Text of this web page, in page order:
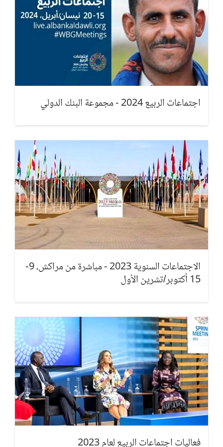
تمامًا، وغالبًا ما تختار استيراد الطعام عندما يكون ذلك أكثر فعال من
حيث التكلفة. الهدف هو استغلال القوة الزراعية، والاندماج في الأسواق
العالمية، وزيادة الإنتاجية
Expert: Fatma Rekik
معنا فعالية الزراعة والغذاء بوصفهما قاطرة للنمو المستدام وفرص
العمل. سنبذل قصارى جهدنا للإجابة على أسئلتكم.
ما هو تاثير متبقيات المبيدات على صحة الانسان؟
ؤثر بقايا المبيدات بشكل كبير على صحة الإنسان، خاصة من خلال
تأثيرها المزمن على النمو والفسيولوجيا والتكاثر. تعطل العديد من
المبيدات وظائف الغدد الصماء عن طريق تقليد الهرمونات، مما يمكن أن
يؤدي إلى اضطرابات في الجهاز التناسلي وزيادة خطر الإصابة
بالسرطان. على سبيل المثال، يمكن أن يؤثر التعرض للفوسفات العضوية
مثل الكلوربيريفوس خلال فترة الحمل ونمو الطفولة المبكرة على نمو
الدماغ. لمزيد من المعلومات التفصيلية، يرجى زيارة هذا الرابط:
tinyurl.com/2dte92vb
Expert: Fatma Rekik
التحديات والصعوبات للزراعة والأغذية في المنطقة و انعكاسات
الحروب على الامن الغذائي
الحسين الجدر
تواجه الزراعة والأغذية في منطقة الشرق الأوسط وشمال أفريقيا
وتعطيل سلاسل التوريد، وتدمير البنية التحتية، وتلوث التربة، وتدمير
المحاصيل، الخ. تؤدي هذه العوامل إلى زيادة تكاليف المعيشة وارتفاع
أسعار المواد الغذائية الأساسية، مما يدفع العديد من السكان إلى حالة
من انعدام الأمن الغذائي.
Expert: Fatma Rekik
كيفية ادماج المرأة و الشباب بهذه الأنشطة الاقتصادية مع التأقلم مع
التغيرات المناخية
Asma
تعمل مجموعة البنك الدولي على دمج المرأة والشباب في الأنشطة
إزالة الحواجز القانونية والاجتماعية، التوعية والتثقيف، وتنفيذ مشاريع
اجتماعات الربيع 2024 - مجموعة البنك الدولي
الاجتماعات السنوية 2023 - مباشرة من مراكش، 9-
15 أكتوبر/تشرين الأول
فعاليات اجتماعات الربيع لعام 2023